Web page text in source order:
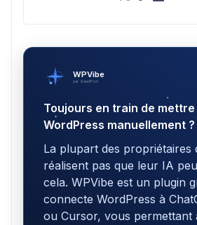
WPVibe
par SeedProd
Toujours en train de mettre
WordPress manuellement ?
La plupart des propriétaires
réalisent pas que leur IA
cela. WPVibe est un plugin
connecte WordPress à
ou Cursor, vous permettant